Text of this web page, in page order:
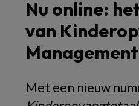
Nu online:
van
Management
Met een nieuw